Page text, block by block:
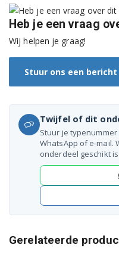
Heb je een vraag
Wij helpen je graag!
Stuur ons een bericht
Twijfel of dit
Stuur je
WhatsApp of e-mail.
onderdeel geschikt
Gerelateerde